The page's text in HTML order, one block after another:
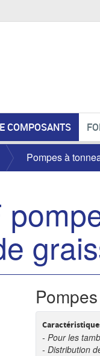
COMPOSANTS
Pompes à
- Pour les
-